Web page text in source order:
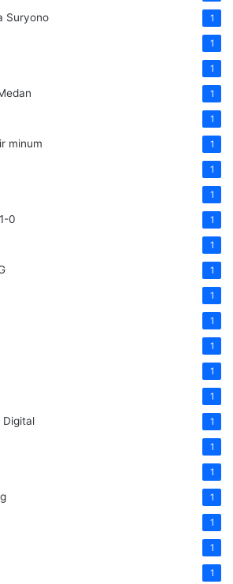
Suryono 1
1
1
1
1
minum 1
1
1
0 1
1
1
1
1
1
1
1
Digital 1
1
1
1
1
1
1